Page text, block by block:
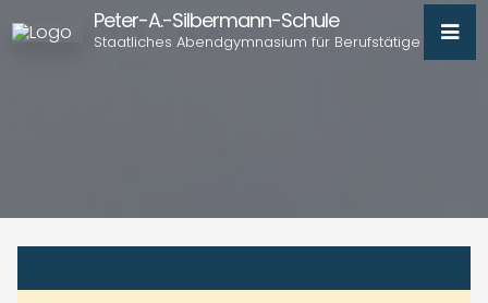
Peter-A.-Silbermann-Schule
Staatliches Abendgymnasium für Berufstätige